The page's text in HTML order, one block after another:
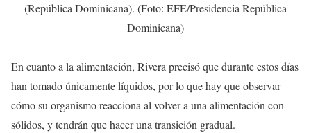
(República Dominicana). (Foto: EFE/Presidencia República
Dominicana)
En cuanto a la alimentación, Rivera precisó que durante estos días
han tomado únicamente líquidos, por lo que hay que observar
cómo su organismo reacciona al volver a una alimentación con
sólidos, y tendrán que hacer una transición gradual.